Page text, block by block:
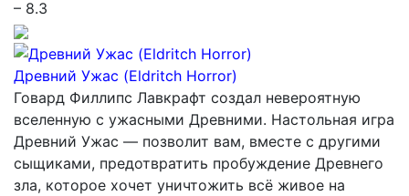
– 8.3
Древний Ужас (Eldritch Horror)
Говард Филлипс Лавкрафт создал невероятную
вселенную с ужасными Древними. Настольная игра
Древний Ужас — позволит вам, вместе с другими
сыщиками, предотвратить пробуждение Древнего
зла, которое хочет уничтожить всё живое на